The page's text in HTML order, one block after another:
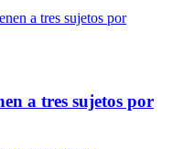
a tres sujetos por